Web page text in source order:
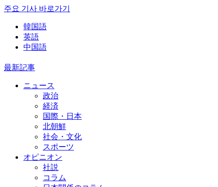
주요 기사 바로가기
韓国語
英語
中国語
最新記事
ニュース
政治
経済
国際・日本
北朝鮮
社会・文化
スポーツ
オピニオン
社説
コラム